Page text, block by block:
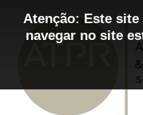
Atenção: Este
navegar no site